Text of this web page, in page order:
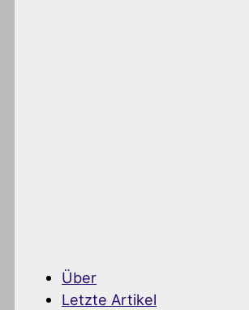
Über
Letzte Artikel